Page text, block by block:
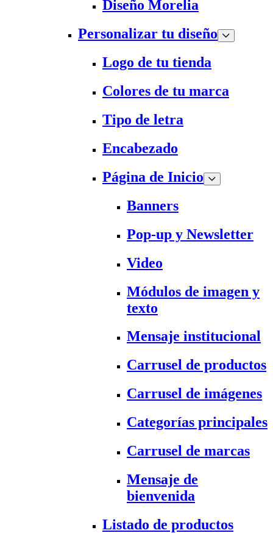
Diseño Morelia
Personalizar tu diseño
Logo de tu tienda
Colores de tu marca
Tipo de letra
Encabezado
Página de Inicio
Banners
Pop-up y Newsletter
Video
Módulos de imagen y
texto
Mensaje institucional
Carrusel de productos
Carrusel de imágenes
Categorías principales
Carrusel de marcas
Mensaje de
bienvenida
Listado de productos